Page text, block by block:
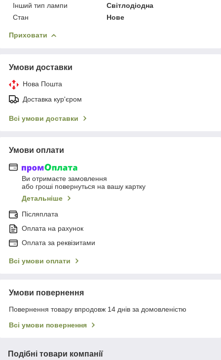
Інший тип лампи
Світлодіодна
Стан
Нове
Приховати
Умови доставки
Нова Пошта
Доставка кур'єром
Всі умови доставки
Умови оплати
Ви отримаєте замовлення
або гроші повернуться на вашу картку
Детальніше
Післяплата
Оплата на рахунок
Оплата за реквізитами
Всі умови оплати
Умови повернення
Повернення товару впродовж 14 днів за домовленістю
Всі умови повернення
Подібні товари компанії